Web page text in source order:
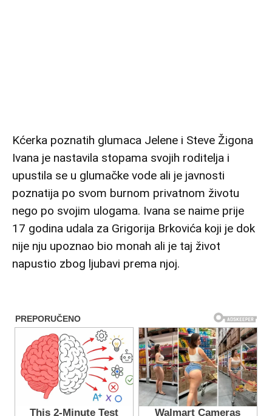
Kćerka poznatih glumaca Jelene i Steve Žigona
Ivana je nastavila stopama svojih roditelja i
upustila se u glumačke vode ali je javnosti
poznatija po svom burnom privatnom životu
nego po svojim ulogama. Ivana se naime prije
17 godina udala za Grigorija Brkovića koji je dok
nije nju upoznao bio monah ali je taj život
napustio zbog ljubavi prema njoj.